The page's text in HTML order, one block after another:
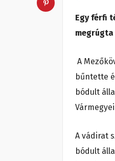
Egy férfi
A
bűntette
bódult
A vádirat
bódult